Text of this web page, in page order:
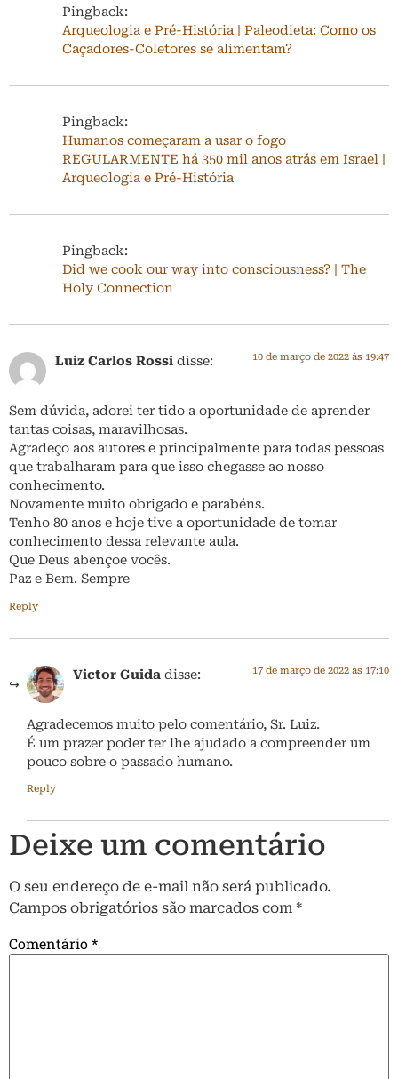
Pingback:
Arqueologia e Pré-História | Paleodieta: Como os
Caçadores-Coletores se alimentam?
Pingback:
Humanos começaram a usar o fogo
REGULARMENTE há 350 mil anos atrás em Israel |
Arqueologia e Pré-História
Pingback:
Did we cook our way into consciousness? | The
Holy Connection
Luiz Carlos Rossi disse: 10 de março de 2022 às 19:47
Sem dúvida, adorei ter tido a oportunidade de aprender
tantas coisas, maravilhosas.
Agradeço aos autores e principalmente para todas pessoas
que trabalharam para que isso chegasse ao nosso
conhecimento.
Novamente muito obrigado e parabéns.
Tenho 80 anos e hoje tive a oportunidade de tomar
conhecimento dessa relevante aula.
Que Deus abençoe vocês.
Paz e Bem. Sempre
Reply
Victor Guida disse: 17 de março de 2022 às 17:10
Agradecemos muito pelo comentário, Sr. Luiz.
É um prazer poder ter lhe ajudado a compreender um
pouco sobre o passado humano.
Reply
Deixe um comentário
O seu endereço de e-mail não será publicado.
Campos obrigatórios são marcados com *
Comentário*